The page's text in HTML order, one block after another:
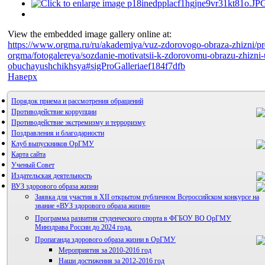
View the embedded image gallery online at:
https://www.orgma.ru/ru/akademiya/vuz-zdorovogo-obraza-zhizni/
orgma/fotogalereya/sozdanie-motivatsii-k-zdorovomu-obrazu-
obuchayushchikhsya#sigProGalleriaef184f7dfb
Наверх
Порядок приема и рассмотрения обращений
Противодействие коррупции
Противодействие экстремизму и терроризму
Поздравления и благодарности
Клуб выпускников ОрГМУ
Карта сайта
Ученый Совет
Издательская деятельность
Альманах молодой науки
Редакция журнала
ВУЗ здорового образа жизни
Заявка для участия в XII открытом публичном Всероссийском конкурсе на
звание «ВУЗ здорового образа жизни»
Программа развития студенческого спорта в ФГБОУ ВО ОрГМУ
Минздрава России до 2024 года.
Пропаганда здорового образа жизни в ОрГМУ
Мероприятия за 2010-2016 год
Наши достижения за 2012-2016 год